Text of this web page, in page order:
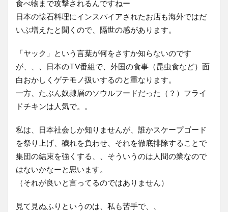
食べ物まで攻撃されるんですねー
日本の懐石料理にインスパイアされたお店も海外ではだ
いぶ増えたと聞くので、隔世の感があります。
「ヤック」という言葉が何をさすか知らないのです
が、、、日本のTV番組で、外国の食事（昆虫食など）面
白おかしくゲテモノ扱いするのと重なります。
一方、たぶん奴隷層のソウルフードだった（？）フライ
ドチキンは人気で。。
私は、日本社会しか知りませんが、誰かスケープゴード
を祭り上げ、穢れを負わせ、それを徹底排除することで
集団の結束を強くする、、そういうのは人間の業なので
はないかなーと思います。
（それが良いと言ってるのではありません）
見て見ぬふりというのは、私も苦手で、、